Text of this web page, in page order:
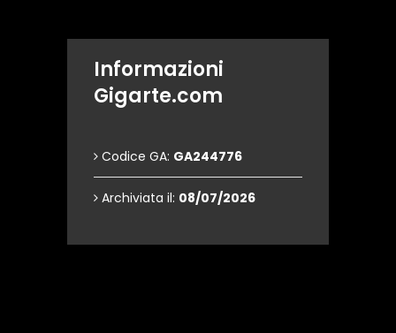
Informazioni
Gigarte.com
Codice GA: GA244776
Archiviata il: 08/07/2026